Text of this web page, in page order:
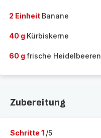
2 Einheit Banane
40 g Kürbiskerne
60 g frische Heidelbeeren
Zubereitung
Schritte 1 /5